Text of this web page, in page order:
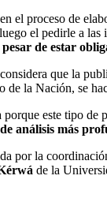
el proceso de
el pedirle a
de estar
que la
de la Nación, se
este tipo de
análisis más
por la
de la